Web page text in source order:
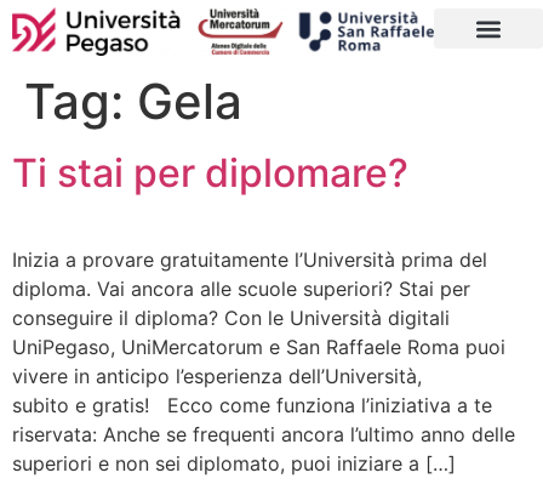
Tag: Gela
Ti stai per diplomare?
Inizia a provare gratuitamente l’Università prima del
diploma. Vai ancora alle scuole superiori? Stai per
conseguire il diploma? Con le Università digitali
UniPegaso, UniMercatorum e San Raffaele Roma puoi
vivere in anticipo l’esperienza dell’Università,
subito e gratis! Ecco come funziona l’iniziativa a te
riservata: Anche se frequenti ancora l’ultimo anno delle
superiori e non sei diplomato, puoi iniziare a […]